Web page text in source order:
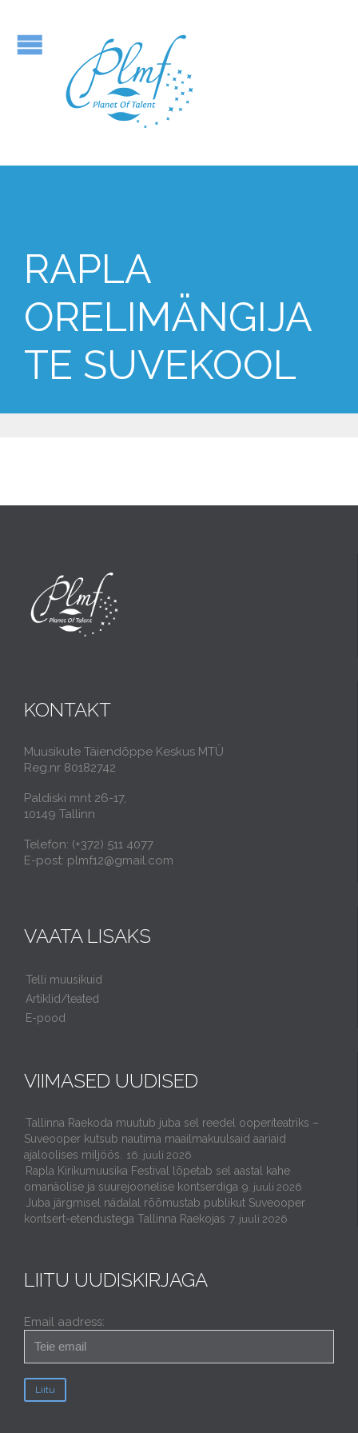
RAPLA
ORELIMÄNGIJA
TE SUVEKOOL
KONTAKT
Muusikute Täiendõppe Keskus MTÜ
Reg.nr 80182742
Paldiski mnt 26-17,
10149 Tallinn
Telefon: (+372) 511 4077
E-post: plmf12@gmail.com
VAATA LISAKS
Telli muusikuid
Artiklid/teated
E-pood
VIIMASED UUDISED
Tallinna Raekoda muutub juba sel reedel ooperiteatriks –
Suveooper kutsub nautima maailmakuulsaid aariaid
ajaloolises miljöös.
16. juuli 2026
Rapla Kirikumuusika Festival lõpetab sel aastal kahe
omanäolise ja suurejoonelise kontserdiga 9. juuli 2026
Juba järgmisel nädalal rõõmustab publikut Suveooper
kontsert-etendustega Tallinna Raekojas 7. juuli 2026
LIITU UUDISKIRJAGA
Email aadress: